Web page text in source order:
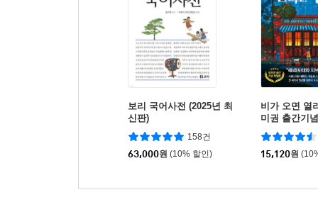
보리 국어사전 (2025년 최
신판)
158건
63,000원 (10% 할인)
비가 오면 열
미권 출간기
15,120원